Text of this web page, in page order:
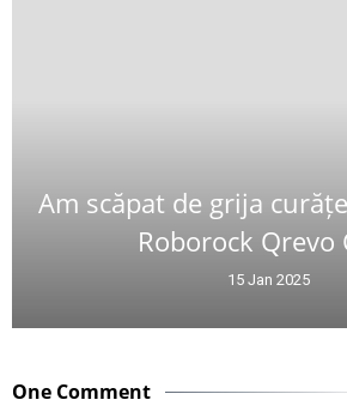
Am scăpat de grija
Roborock Qrevo
15 Jan 2025
One Comment